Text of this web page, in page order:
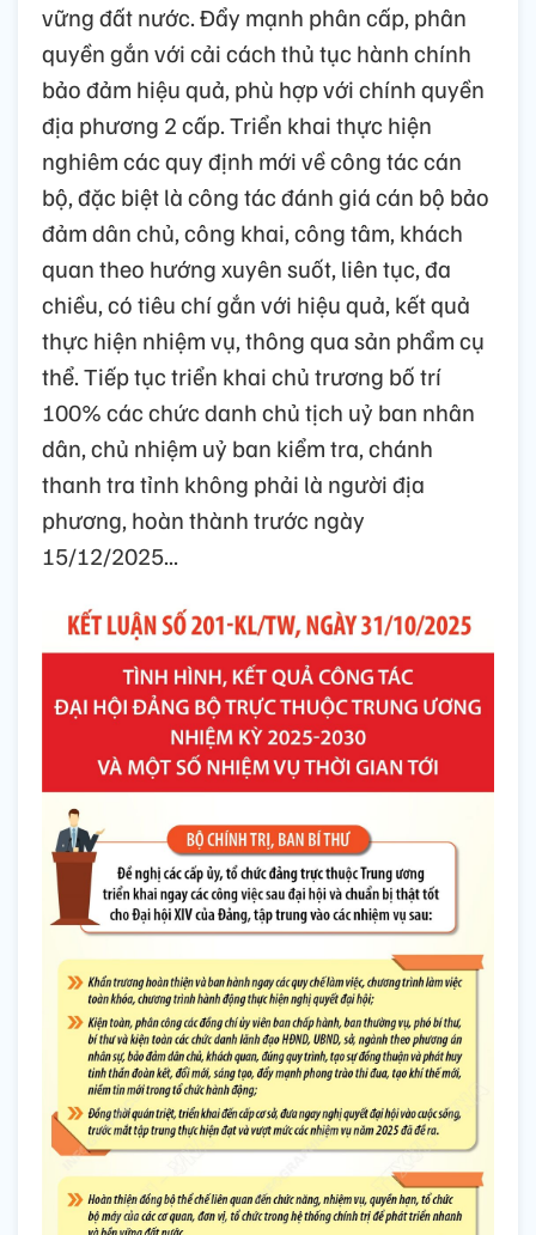
vững đất nước. Đẩy mạnh phân cấp, phân
quyền gắn với cải cách thủ tục hành chính
bảo đảm hiệu quả, phù hợp với chính quyền
địa phương 2 cấp. Triển khai thực hiện
nghiêm các quy định mới về công tác cán
bộ, đặc biệt là công tác đánh giá cán bộ bảo
đảm dân chủ, công khai, công tâm, khách
quan theo hướng xuyên suốt, liên tục, đa
chiều, có tiêu chí gắn với hiệu quả, kết quả
thực hiện nhiệm vụ, thông qua sản phẩm cụ
thể. Tiếp tục triển khai chủ trương bố trí
100% các chức danh chủ tịch uỷ ban nhân
dân, chủ nhiệm uỷ ban kiểm tra, chánh
thanh tra tỉnh không phải là người địa
phương, hoàn thành trước ngày
15/12/2025...